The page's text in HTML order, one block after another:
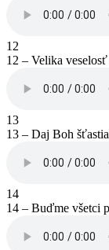
12
12 – Velika
13
13 – Daj Boh
14
14 – Buďme všetci